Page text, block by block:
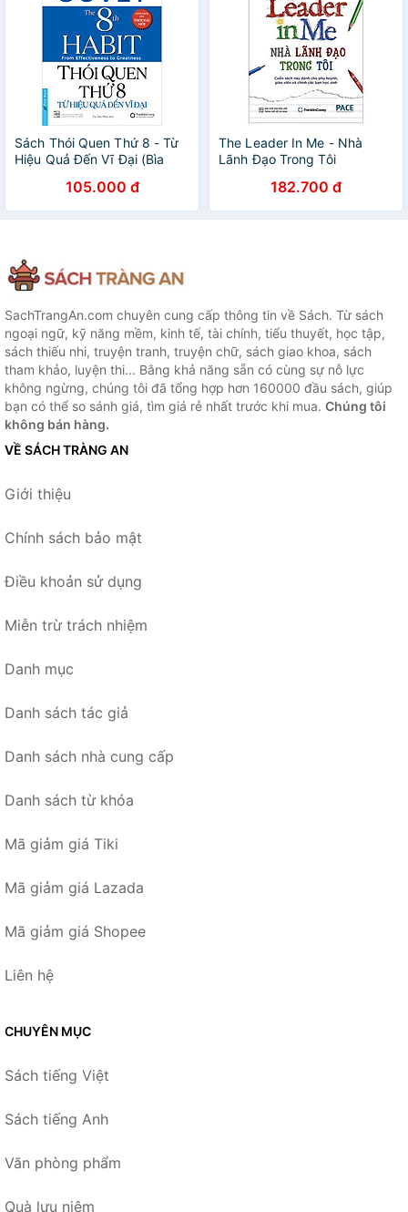
Sách Thói Quen Thứ 8 - Từ
Hiệu Quả Đến Vĩ Đại (Bìa
105.000 đ
The Leader In Me - Nhà
Lãnh Đạo Trong Tôi
182.700 đ
SachTrangAn.com chuyên cung cấp thông tin về Sách. Từ sách
ngoại ngữ, kỹ năng mềm, kinh tế, tài chính, tiểu thuyết, học tập,
sách thiếu nhi, truyện tranh, truyện chữ, sách giao khoa, sách
tham khảo, luyện thi... Bằng khả năng sẵn có cùng sự nỗ lực
không ngừng, chúng tôi đã tổng hợp hơn 160000 đầu sách, giúp
bạn có thể so sánh giá, tìm giá rẻ nhất trước khi mua. Chúng tôi
không bán hàng.
VỀ SÁCH TRÀNG AN
Giới thiệu
Chính sách bảo mật
Điều khoản sử dụng
Miễn trừ trách nhiệm
Danh mục
Danh sách tác giả
Danh sách nhà cung cấp
Danh sách từ khóa
Mã giảm giá Tiki
Mã giảm giá Lazada
Mã giảm giá Shopee
Liên hệ
CHUYÊN MỤC
Sách tiếng Việt
Sách tiếng Anh
Văn phòng phẩm
Quà lưu niệm